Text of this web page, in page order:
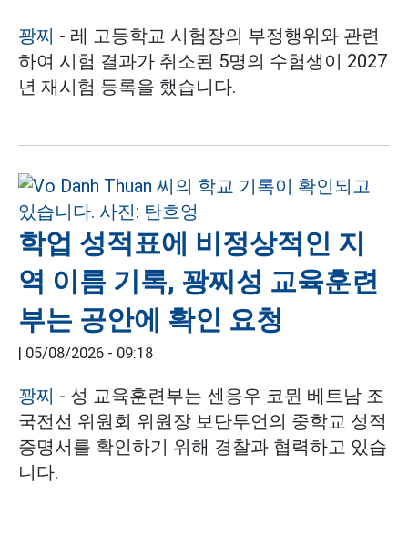
꽝찌 - 레 고등학교 시험장의 부정행위와 관련
하여 시험 결과가 취소된 5명의 수험생이 2027
년 재시험 등록을 했습니다.
학업 성적표에 비정상적인 지
역 이름 기록, 꽝찌성 교육훈련
부는 공안에 확인 요청
| 05/08/2026 - 09:18
꽝찌 - 성 교육훈련부는 센응우 코뮌 베트남 조
국전선 위원회 위원장 보단투언의 중학교 성적
증명서를 확인하기 위해 경찰과 협력하고 있습
니다.